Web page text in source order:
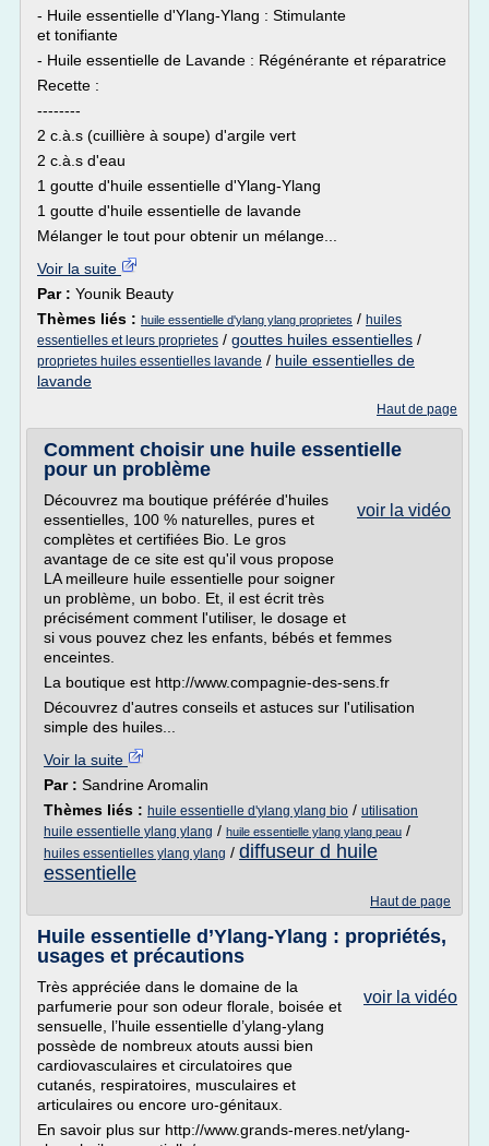
- Huile essentielle d'Ylang-Ylang : Stimulante
et tonifiante
- Huile essentielle de Lavande : Régénérante et réparatrice
Recette :
--------
2 c.à.s (cuillière à soupe) d'argile vert
2 c.à.s d'eau
1 goutte d'huile essentielle d'Ylang-Ylang
1 goutte d'huile essentielle de lavande
Mélanger le tout pour obtenir un mélange...
Voir la suite
Par : Younik Beauty
Thèmes liés : huile essentielle d'ylang ylang proprietes / huiles
essentielles et leurs proprietes / gouttes huiles essentielles /
proprietes huiles essentielles lavande / huile essentielles de
lavande
Haut de page
Comment choisir une huile essentielle
pour un problème
voir la vidéo
Découvrez ma boutique préférée d'huiles
essentielles, 100 % naturelles, pures et
complètes et certifiées Bio. Le gros
avantage de ce site est qu'il vous propose
LA meilleure huile essentielle pour soigner
un problème, un bobo. Et, il est écrit très
précisément comment l'utiliser, le dosage et
si vous pouvez chez les enfants, bébés et femmes
enceintes.
La boutique est http://www.compagnie-des-sens.fr
Découvrez d'autres conseils et astuces sur l'utilisation
simple des huiles...
Voir la suite
Par : Sandrine Aromalin
Thèmes liés : huile essentielle d'ylang ylang bio / utilisation
huile essentielle ylang ylang / huile essentielle ylang ylang peau /
huiles essentielles ylang ylang / diffuseur d huile
essentielle
Haut de page
Huile essentielle d’Ylang-Ylang : propriétés,
usages et précautions
voir la vidéo
Très appréciée dans le domaine de la
parfumerie pour son odeur florale, boisée et
sensuelle, l’huile essentielle d’ylang-ylang
possède de nombreux atouts aussi bien
cardiovasculaires et circulatoires que
cutanés, respiratoires, musculaires et
articulaires ou encore uro-génitaux.
En savoir plus sur http://www.grands-meres.net/ylang-